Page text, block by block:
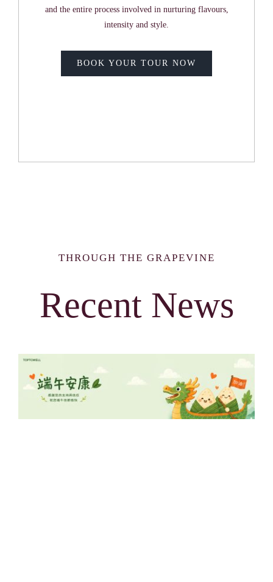
and the entire process involved in nurturing flavours,
intensity and style.
BOOK YOUR TOUR NOW
THROUGH THE GRAPEVINE
Recent News